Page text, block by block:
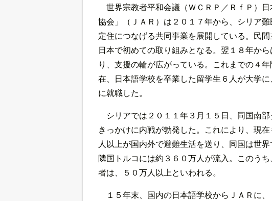
世界宗教者平和会議（ＷＣＲＰ／ＲｆＰ）
協会」（ＪＡＲ）は２０１７年から、シリア
定住につなげる共同事業を展開している。民
日本で初めての取り組みとなる。翌１８年か
り、支援の輪が広がっている。これまでの４
在、日本語学校を卒業した留学生６人が大学
に就職した。
シリアでは２０１１年３月１５日、同国南
きっかけに内戦が勃発した。これにより、現
人以上が国内外で避難生活を送り、同国は世
隣国トルコには約３６０万人が流入。このう
者は、５０万人以上といわれる。
１５年末、国内の日本語学校からＪＡＲに